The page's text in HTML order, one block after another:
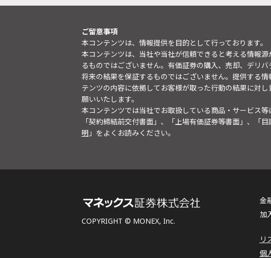
ご留意事項
本コンテンツは、情報提供を目的として行っております。
本コンテンツは、当社や当社が信頼できると考える情報
るものではございません。有価証券の購入、売却、デリ
将来の結果を保証するものではございません。提供する
テンツの内容に依拠してお客様が取った行動の結果に対
願いいたします。
本コンテンツでは当社でお取扱している商品・サービス
「契約締結前交付書面」、「上場有価証券等書面」、「
明 」をよくお読みください。
COPYRIGHT © MONEX, Inc.
金
リ
個